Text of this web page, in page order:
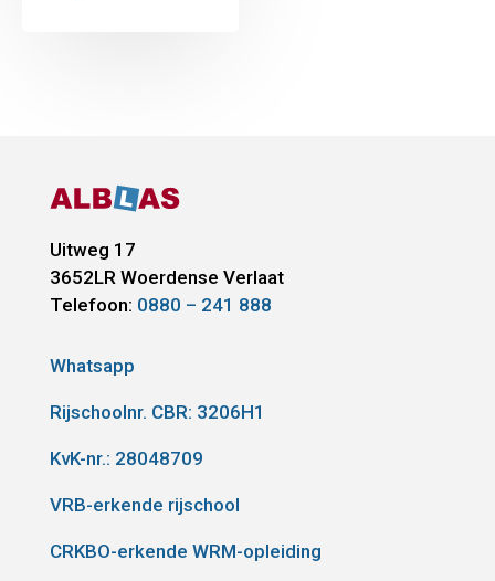
Uitweg 17
3652LRWoerdense Verlaat
Telefoon: 0880 – 241 888
Whatsapp
Rijschoolnr. CBR: 3206H1
KvK-nr.: 28048709
VRB-erkende rijschool
CRKBO-erkende WRM-opleiding